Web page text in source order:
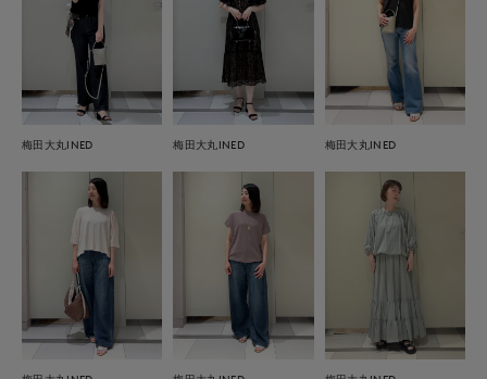
梅田大丸INED 梅田大丸INED 梅田大丸INED